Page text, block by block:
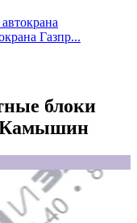
Газпр...
блоки
Камышин